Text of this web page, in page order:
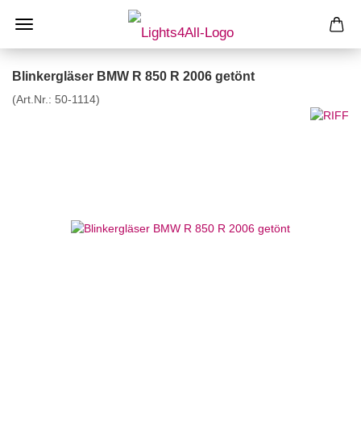
Blinkergläser BMW R 850 R 2006 getönt
(Art.Nr.: 50-1114)